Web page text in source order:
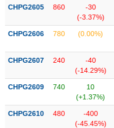
yết
sung
niêm
yết
Theo
dõi
biệt
CHPG2605 860
-30
(-3.37%)
CHPG2606 780 (0.00%)
CHPG2607 240
-40
(-14.29%)
CHPG2609 740
10
(+1.37%)
CHPG2610 480
-400
(-45.45%)
TRÁI
CÔNG
ĐẦU
TƯ